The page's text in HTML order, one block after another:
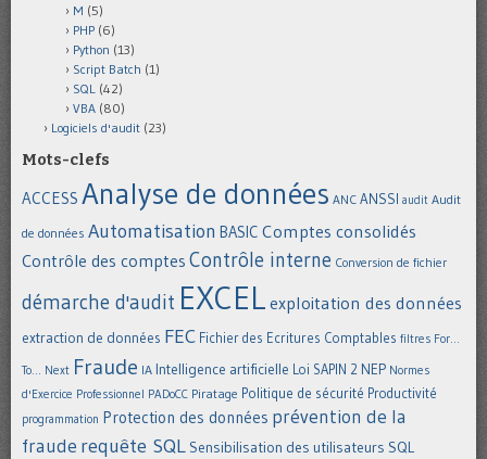
M (5)
PHP (6)
Python (13)
Script Batch (1)
SQL (42)
VBA (80)
Logiciels d'audit (23)
Mots-clefs
ACCESS Analyse de données ANC ANSSI audit Audit
de données Automatisation BASIC Comptes consolidés
Contrôle des comptes Contrôle interne Conversion de fichier
démarche d'audit EXCEL exploitation des données
extraction de données FEC Fichier des Ecritures Comptables filtres For...
To... Next Fraude IA Intelligence artificielle Loi SAPIN 2 NEP Normes
d'Exercice Professionnel PADoCC Piratage Politique de sécurité Productivité
programmation Protection des données prévention de la
fraude requête SQL Sensibilisation des utilisateurs SQL